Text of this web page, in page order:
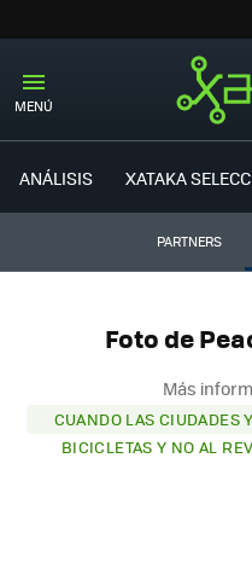
MENÚ
ANÁLISIS XATAKA
PARTNERS
Foto de
Más
CUANDO LAS CIUDADES
BICICLETAS Y NO AL